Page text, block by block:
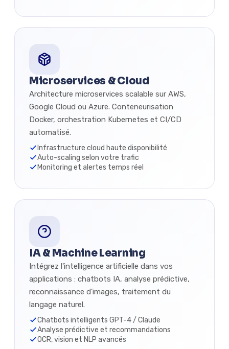
Microservices & Cloud
Architecture microservices scalable sur AWS,
Google Cloud ou Azure. Conteneurisation
Docker, orchestration Kubernetes et CI/CD
automatisé.
Infrastructure cloud haute disponibilité
Auto-scaling selon votre trafic
Monitoring et alertes temps réel
IA & Machine Learning
Intégrez l'intelligence artificielle dans vos
applications : chatbots IA, analyse prédictive,
reconnaissance d'images, traitement du
langage naturel.
Chatbots intelligents GPT-4 / Claude
Analyse prédictive et recommandations
OCR, vision et NLP avancés